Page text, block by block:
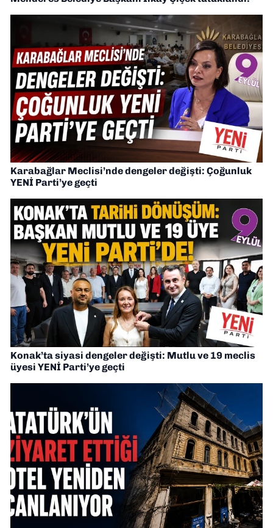
Karabağlar Meclisi’nde dengeler değişti: Çoğunluk
YENİ Parti’ye geçti
Konak’ta siyasi dengeler değişti: Mutlu ve 19 meclis
üyesi YENİ Parti’ye geçti